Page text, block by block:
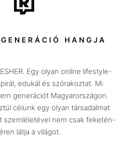
Sport
Társadalom
Utazás
Életmód
Design
Beszélgetések
HANGJA
Egy olyan online lifestyle-
edukál és szórakoztat. Mi
generációt Magyarországon.
célunk egy olyan társadalmat
szemléletével nem csak feketén-
látja a világot.